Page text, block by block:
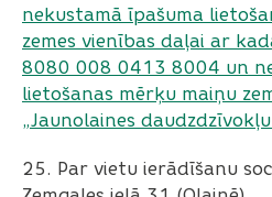
nekustamā īpašuma
zemes vienības daļai ar
8080 008 0413 8004 un
lietošanas mērķu maiņu
„Jaunolaines
25. Par vietu ierādīšanu